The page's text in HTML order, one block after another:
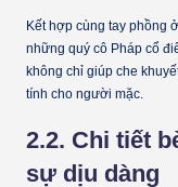
Kết hợp cùng tay phồng
những quý cô Pháp cổ
không chỉ giúp che
tính cho người mặc.
2.2. Chi tiết
sự dịu dàng